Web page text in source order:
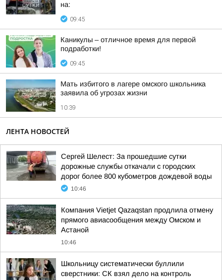
на:
09:45
Каникулы – отличное время для первой
подработки!
09:45
Мать избитого в лагере омского школьника
заявила об угрозах жизни
10:39
ЛЕНТА НОВОСТЕЙ
Сергей Шелест: За прошедшие сутки
дорожные службы откачали с городских
дорог более 800 кубометров дождевой воды
10:46
Компания Vietjet Qazaqstan продлила отмену
прямого авиасообщения между Омском и
Астаной
10:46
Школьницу систематически буллили
сверстники: СК взял дело на контроль